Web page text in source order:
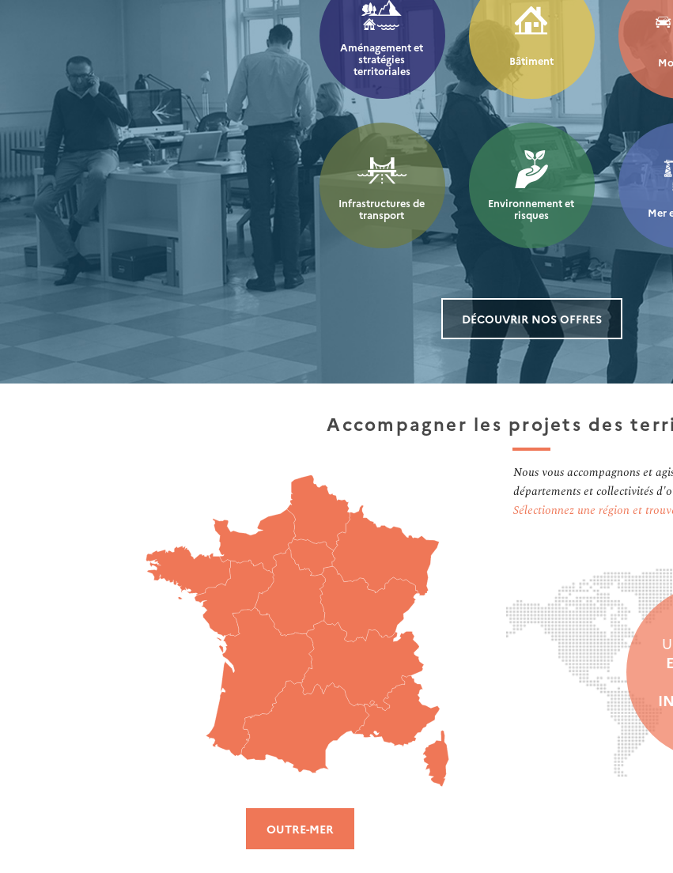
Aménagement et
stratégies
territoriales
Bâtiment
Infrastructures de
transport
Environnement et
risques
Mer
DÉCOUVRIR NOS OFFRES
Accompagner les projets des
OUTRE-MER
Nous vous accompagnons et
départements et collectivités
Sélectionnez une région et